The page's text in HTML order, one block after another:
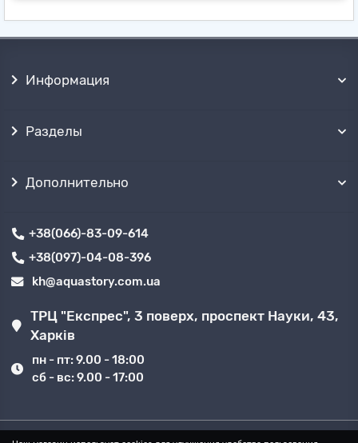
Информация
Разделы
Дополнительно
+38(066)-83-09-614
+38(097)-04-08-396
kh@aquastory.com.ua
ТРЦ "Експрес", 3 поверх, проспект Науки, 43,
Харків
пн - пт: 9.00 - 18:00
сб - вс: 9.00 - 17:00